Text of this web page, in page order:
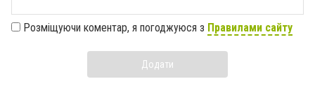
Розміщуючи коментар, я погоджуюся з Правилами сайту
Додати